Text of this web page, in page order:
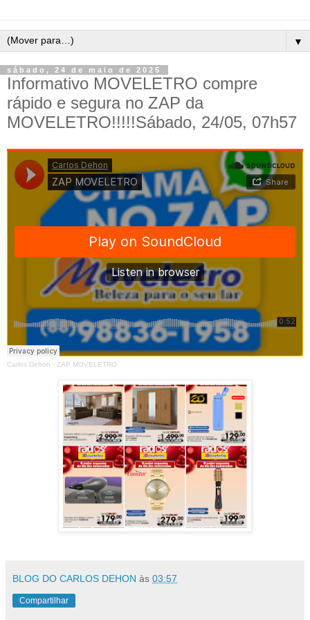
▼
sábado, 24 de maio de 2025
Informativo MOVELETRO compre
rápido e segura no ZAP da
MOVELETRO!!!!!Sábado, 24/05, 07h57
Carlos Dehon · ZAP MOVELETRO
BLOG DO CARLOS DEHON às 03:57
Compartilhar